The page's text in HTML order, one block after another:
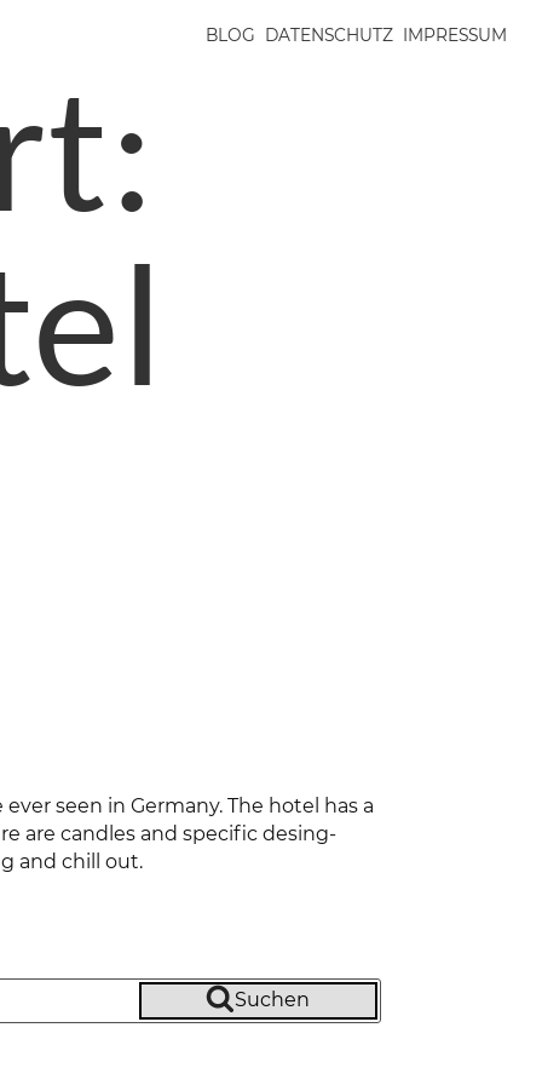
BLOG DATENSCHUTZ IMPRESSUM
seen in Germany. The hotel has a
are candles and specific desing-
and chill out.
Suchen